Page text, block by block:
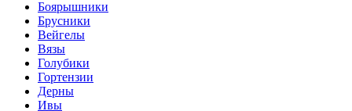
Боярышники
Брусники
Вейгелы
Вязы
Голубики
Гортензии
Дерны
Ивы